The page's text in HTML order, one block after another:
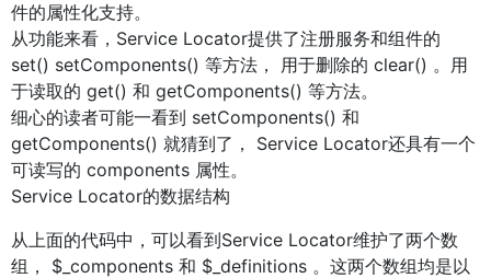
件的属性化支持。
从功能来看，Service Locator提供了注册服务和组件的
set() setComponents() 等方法， 用于删除的 clear() 。用
于读取的 get() 和 getComponents() 等方法。
细心的读者可能一看到 setComponents() 和
getComponents() 就猜到了， Service Locator还具有一个
可读写的 components 属性。
Service Locator的数据结构
从上面的代码中，可以看到Service Locator维护了两个数
组， $_components 和 $_definitions 。这两个数组均是以